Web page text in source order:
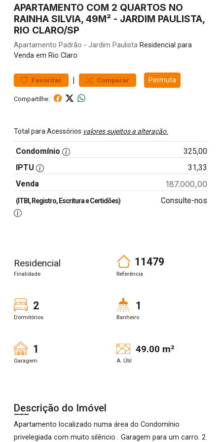
APARTAMENTO COM 2 QUARTOS NO
RAINHA SILVIA, 49M² - JARDIM PAULISTA,
RIO CLARO/SP
Apartamento Padrão - Jardim Paulista Residencial para
Venda em Rio Claro
Favoritar | Comparar Permuta
Compartilhe:
Total para Acessórios valores sujeitos a alteração.
Condomínio
325,00
IPTU
31,33
Venda
187.000,00
(ITBI, Registro, Escritura e Certidões) Consulte-nos
Residencial
Finalidade
11479
Referência
2
Dormitórios
1
Banheiro
1
Garagem
49.00 m²
A. Útil
Descrição do Imóvel
Apartamento localizado numa área do Condomínio
privelegiada com muito silêncio . Garagem para um carro. 2